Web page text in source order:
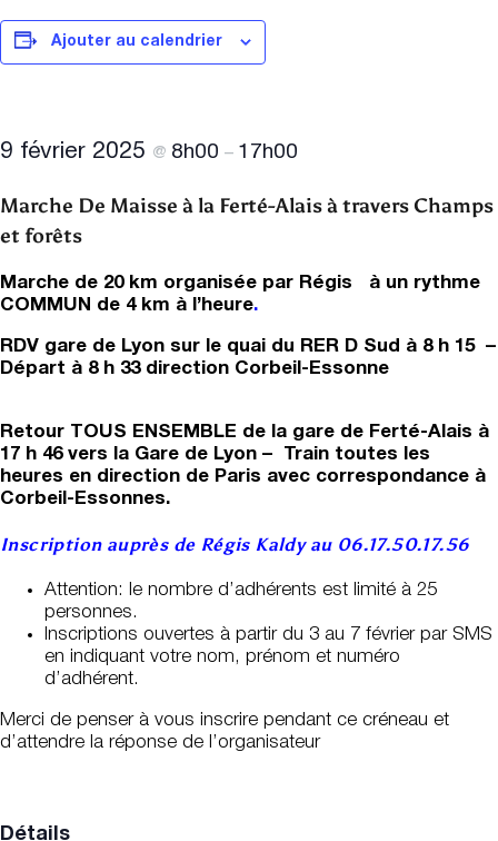
Ajouter au calendrier
9 février 2025 @ 8h00 – 17h00
Marche De Maisse à la Ferté-Alais à travers Champs
et forêts
Marche de 20 km organisée par Régis à un rythme
COMMUN de 4 km à l’heure.
RDV gare de Lyon sur le quai du RER D Sud à 8 h 15 –
Départ à 8 h 33 direction Corbeil-Essonne
Retour TOUS ENSEMBLE de la gare de Ferté-Alais à
17 h 46 vers la Gare de Lyon – Train toutes les
heures en direction de Paris avec correspondance à
Corbeil-Essonnes.
Inscription auprès de Régis Kaldy au 06.17.50.17.56
Attention: le nombre d’adhérents est limité à 25
personnes.
Inscriptions ouvertes à partir du 3 au 7 février par SMS
en indiquant votre nom, prénom et numéro
d’adhérent.
Merci de penser à vous inscrire pendant ce créneau et
d’attendre la réponse de l’organisateur
Détails